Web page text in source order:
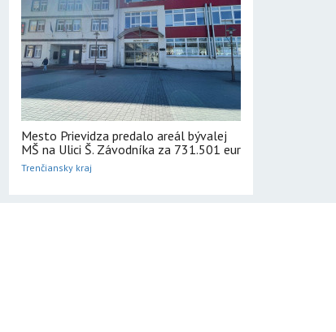
Mesto Prievidza predalo areál bývalej
MŠ na Ulici Š. Závodníka za 731.501 eur
Trenčiansky kraj